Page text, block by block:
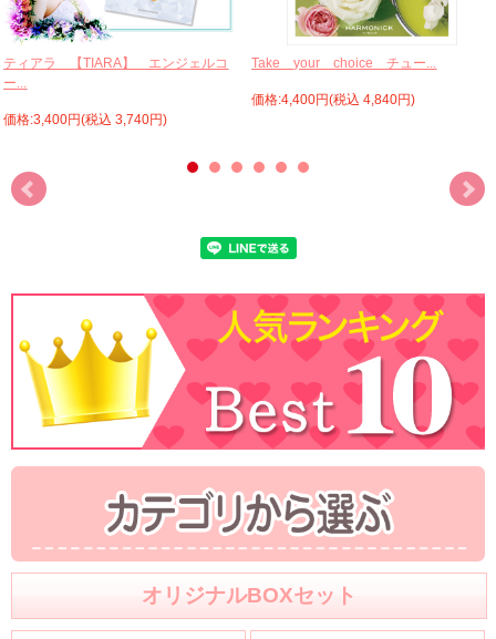
ティアラ 【TIARA】 エンジェルコ
ー...
価格:3,400円(税込 3,740円)
Take your choice チュー...
価格:4,400円(税込 4,840円)
オリジナルBOXセット